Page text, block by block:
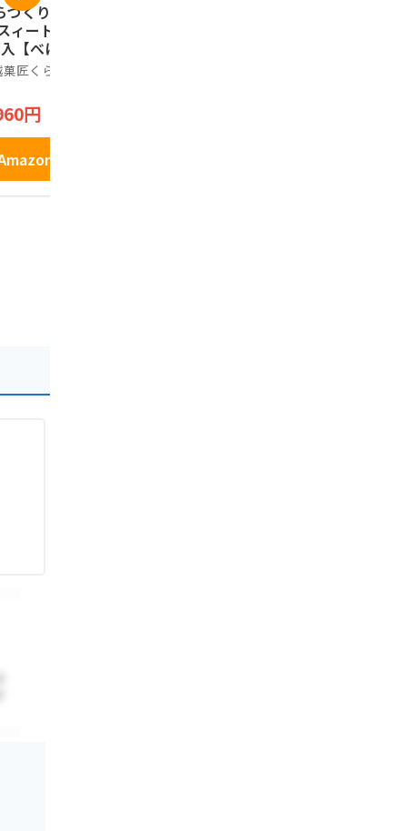
づくり本舗 芋菓
ィートポテト 1
【べにあかく
川越名物 のし
ギフト
匠くらづくり本
円
で見る